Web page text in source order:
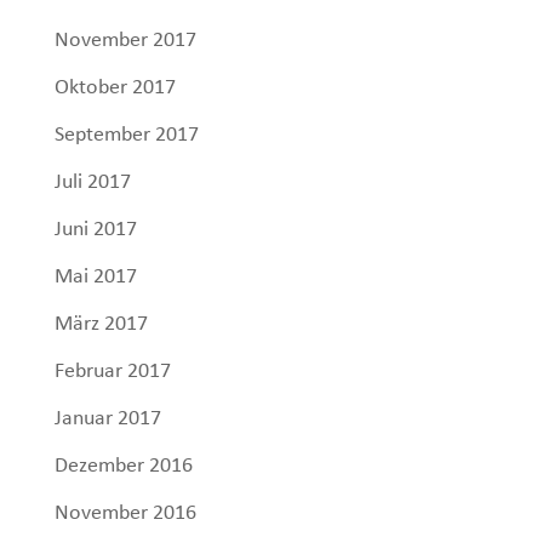
November 2017
Oktober 2017
September 2017
Juli 2017
Juni 2017
Mai 2017
März 2017
Februar 2017
Januar 2017
Dezember 2016
November 2016